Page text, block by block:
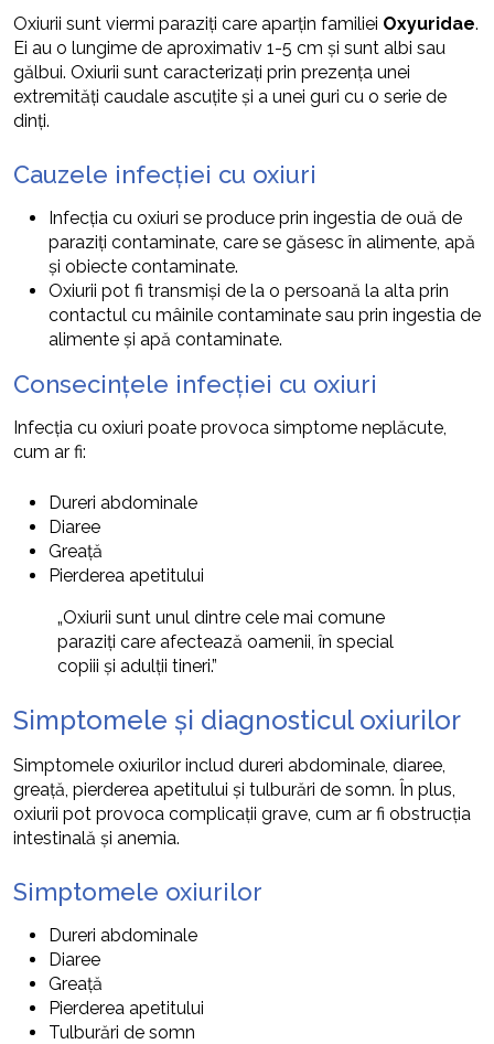
Oxiurii sunt viermi paraziți care aparțin familiei Oxyuridae.
Ei au o lungime de aproximativ 1-5 cm și sunt albi sau
gălbui. Oxiurii sunt caracterizați prin prezența unei
extremități caudale ascuțite și a unei guri cu o serie de
dinți.
Cauzele infecției cu oxiuri
Infecția cu oxiuri se produce prin ingestia de ouă de
paraziți contaminate, care se găsesc în alimente, apă
și obiecte contaminate.
Oxiurii pot fi transmiși de la o persoană la alta prin
contactul cu mâinile contaminate sau prin ingestia de
alimente și apă contaminate.
Consecințele infecției cu oxiuri
Infecția cu oxiuri poate provoca simptome neplăcute,
cum ar fi:
Dureri abdominale
Diaree
Greață
Pierderea apetitului
„Oxiurii sunt unul dintre cele mai comune
paraziți care afectează oamenii, în special
copiii și adulții tineri.”
Simptomele și diagnosticul oxiurilor
Simptomele oxiurilor includ dureri abdominale, diaree,
greață, pierderea apetitului și tulburări de somn. În plus,
oxiurii pot provoca complicații grave, cum ar fi obstrucția
intestinală și anemia.
Simptomele oxiurilor
Dureri abdominale
Diaree
Greață
Pierderea apetitului
Tulburări de somn